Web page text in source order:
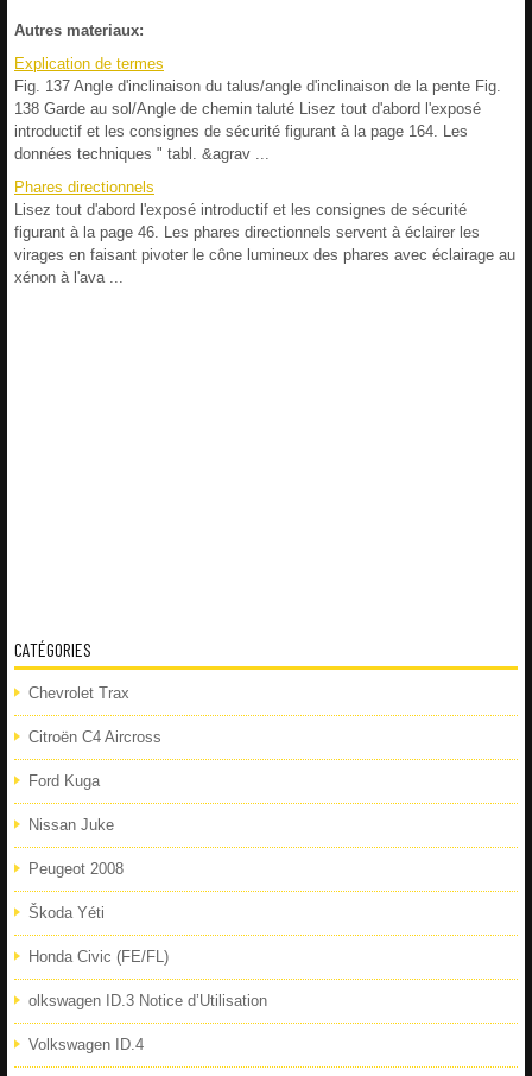
Autres materiaux:
Explication de termes
Fig. 137 Angle d'inclinaison du talus/angle d'inclinaison de la pente Fig.
138 Garde au sol/Angle de chemin taluté Lisez tout d'abord l'exposé
introductif et les consignes de sécurité figurant à la page 164. Les
données techniques " tabl. &agrav ...
Phares directionnels
Lisez tout d'abord l'exposé introductif et les consignes de sécurité
figurant à la page 46. Les phares directionnels servent à éclairer les
virages en faisant pivoter le cône lumineux des phares avec éclairage au
xénon à l'ava ...
CATÉGORIES
Chevrolet Trax
Citroën C4 Aircross
Ford Kuga
Nissan Juke
Peugeot 2008
Škoda Yéti
Honda Civic (FE/FL)
olkswagen ID.3 Notice d’Utilisation
Volkswagen ID.4